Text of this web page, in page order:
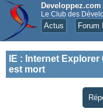
Developpez.com
Le Club des
Actus Forum
IE : Internet
est mort